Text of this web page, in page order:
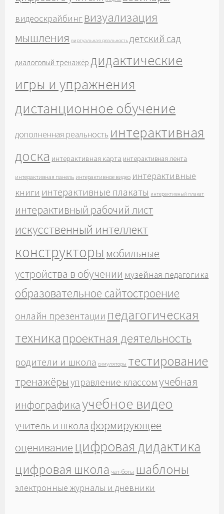
видеоскрайбинг визуализация
мышления виртуальная реальность детский сад
диалоговый тренажёр дидактические
игры и упражнения
дистанционное обучение
дополненная реальность интерактивная
доска интерактивная карта интерактивная лента
интерактивная панель интерактивное видео интерактивные
книги интерактивные плакаты интерактивный плакат
интерактивный рабочий лист
искусственный интеллект
конструкторы мобильные
устройства в обучении музейная педагогика
образовательное сайтостроение
онлайн презентации педагогическая
техника проектная деятельность
родители и школа симуляторы тестирование
тренажёры управление классом учебная
инфографикаучебное видео
учитель и школа формирующее
оценивание цифровая дидактика
цифровая школа чат-боты шаблоны
электронные журналы и дневники